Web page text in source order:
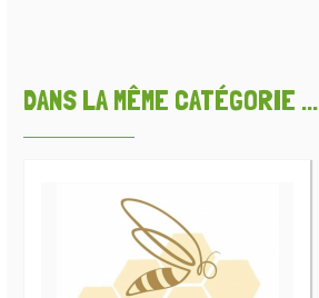
DANS LA MÊME CATÉGORIE ...